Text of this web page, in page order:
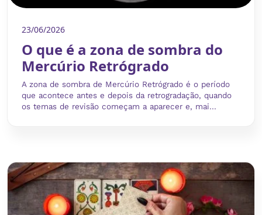
23/06/2026
O que é a zona de sombra do
Mercúrio Retrógrado
A zona de sombra de Mercúrio Retrógrado é o período
que acontece antes e depois da retrogradação, quando
os temas de revisão começam a aparecer e, mai...